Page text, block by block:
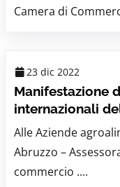
Camera di
23 dic 2022
Manifestazione
internazionali
Alle Aziende
Abruzzo –
commercio ....